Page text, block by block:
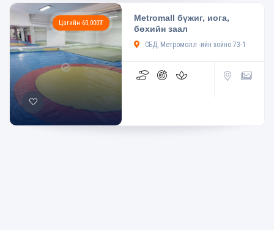
Цагийн 60,000₮
Metromall бүжиг, иога,
бөхийн заал
СБД, Метромолл -ийн хойно 73-1